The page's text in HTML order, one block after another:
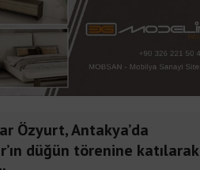
Özyurt, Antakya’da
düğün törenine katılarak